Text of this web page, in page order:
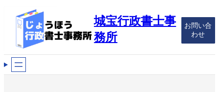
ッ
プ
城宝行政書士事
務所
お問い合
わせ